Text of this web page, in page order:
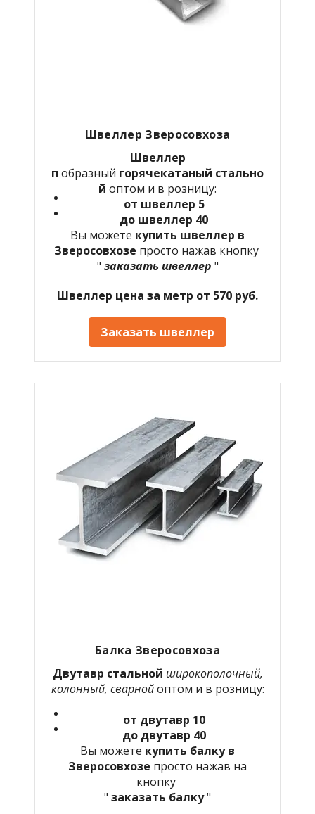
Швеллер Зверосовхоза
Швеллер
п образный горячекатаный стально
й оптом и в розницу:
от швеллер 5
до швеллер 40
Вы можете купить швеллер в
Зверосовхозе просто нажав кнопку
" заказать швеллер "
Швеллер цена за метр от 570 руб.
Заказать швеллер
Балка Зверосовхоза
Двутавр стальной широкополочный,
колонный, сварнойоптом и в розницу:
от двутавр 10
до двутавр 40
Вы можете купить балку в
Зверосовхозе просто нажав на
кнопку
" заказать балку"